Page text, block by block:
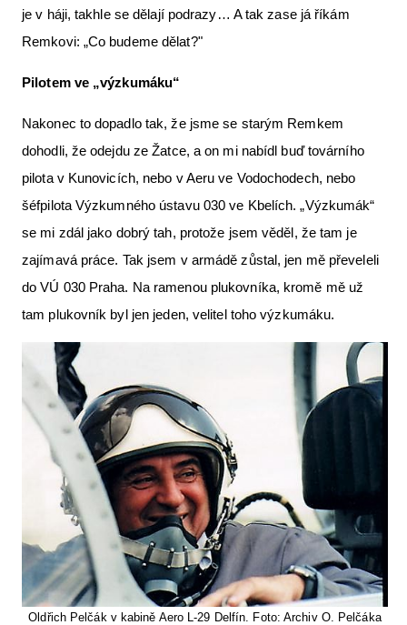
je v háji, takhle se dělají podrazy… A tak zase já říkám
Remkovi: „Co budeme dělat?"
Pilotem ve „výzkumáku“
Nakonec to dopadlo tak, že jsme se starým Remkem
dohodli, že odejdu ze Žatce, a on mi nabídl buď továrního
pilota v Kunovicích, nebo v Aeru ve Vodochodech, nebo
šéfpilota Výzkumného ústavu 030 ve Kbelích. „Výzkumák“
se mi zdál jako dobrý tah, protože jsem věděl, že tam je
zajímavá práce. Tak jsem v armádě zůstal, jen mě převeleli
do VÚ 030 Praha. Na ramenou plukovníka, kromě mě už
tam plukovník byl jen jeden, velitel toho výzkumáku.
Oldřich Pelčák v kabině Aero L-29 Delfín. Foto: Archiv O. Pelčáka